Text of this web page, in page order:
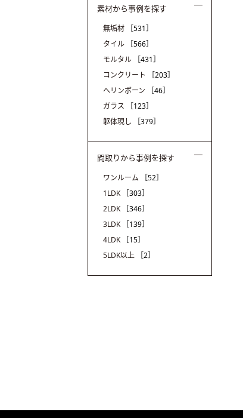
素材から事例を探す
無垢材
［531］
タイル
［566］
モルタル
［431］
コンクリート
［203］
ヘリンボーン
［46］
ガラス
［123］
躯体現し
［379］
間取りから事例を探す
ワンルーム
［52］
1LDK
［303］
2LDK
［346］
3LDK
［139］
4LDK
［15］
5LDK以上
［2］